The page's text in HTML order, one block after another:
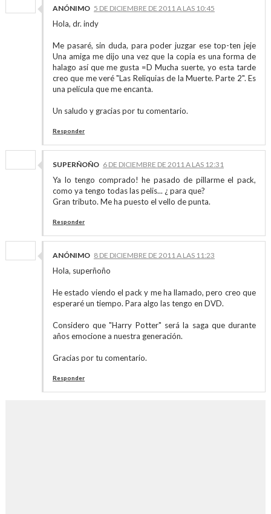
ANÓNIMO 5 DE DICIEMBRE DE 2011 A LAS 10:45
Hola, dr. indy
Me pasaré, sin duda, para poder juzgar ese top-ten jeje
Una amiga me dijo una vez que la copia es una forma de
halago así que me gusta =D Mucha suerte, yo esta tarde
creo que me veré "Las Reliquias de la Muerte. Parte 2". Es
una película que me encanta.
Un saludo y gracias por tu comentario.
Responder
SUPERÑOÑO 6 DE DICIEMBRE DE 2011 A LAS 12:31
Ya lo tengo comprado! he pasado de pillarme el pack,
como ya tengo todas las pelis... ¿ para que?
Gran tributo. Me ha puesto el vello de punta.
Responder
ANÓNIMO 8 DE DICIEMBRE DE 2011 A LAS 11:23
Hola, superñoño
He estado viendo el pack y me ha llamado, pero creo que
esperaré un tiempo. Para algo las tengo en DVD.
Considero que "Harry Potter" será la saga que durante
años emocione a nuestra generación.
Gracias por tu comentario.
Responder